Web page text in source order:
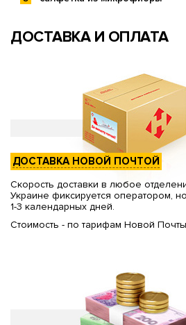
ДОСТАВКА И ОПЛАТА
ДОСТАВКА НОВОЙ ПОЧТОЙ
Скорость доставки в любое
Украине фиксируется оператором,
1-3 календарных дней.
Стоимость - по тарифам Новой